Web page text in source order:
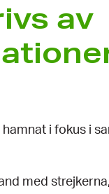
av
i fokus i
med